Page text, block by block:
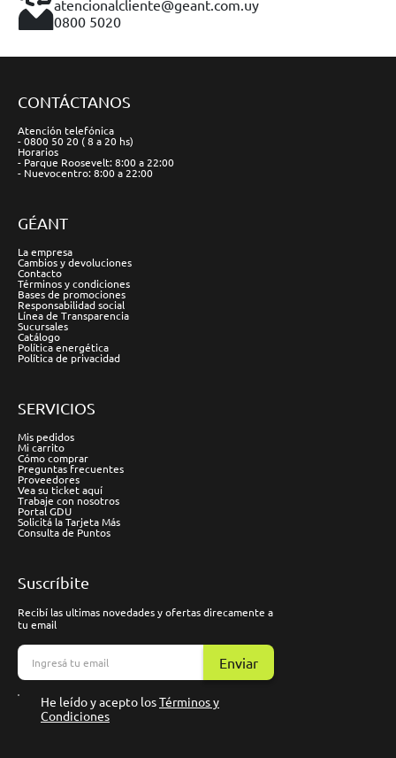
atencionalcliente@geant.com.uy
0800 5020
CONTÁCTANOS
Atención telefónica
- 0800 50 20 ( 8 a 20 hs)
Horarios
- Parque Roosevelt: 8:00 a 22:00
- Nuevocentro: 8:00 a 22:00
GÉANT
La empresa
Cambios y devoluciones
Contacto
Términos y condiciones
Bases de promociones
Responsabilidad social
Línea de Transparencia
Sucursales
Catálogo
Política energética
Política de privacidad
SERVICIOS
Mis pedidos
Mi carrito
Cómo comprar
Preguntas frecuentes
Proveedores
Vea su ticket aquí
Trabaje con nosotros
Portal GDU
Solicitá la Tarjeta Más
Consulta de Puntos
Suscríbite
Recibí las ultimas novedades y ofertas direcamente a
tu email
Enviar
He leído y acepto losTérminos y
Condiciones